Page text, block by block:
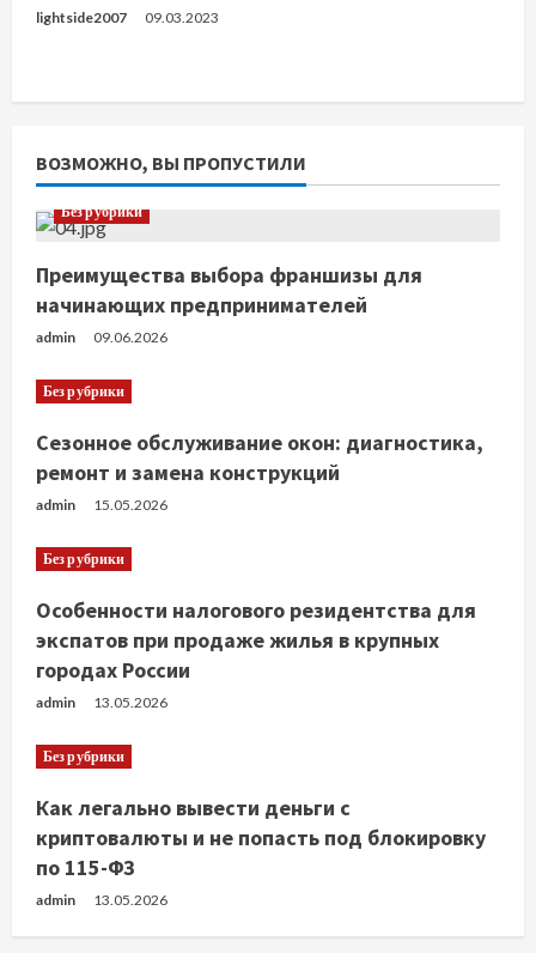
lightside2007 09.03.2023
ВОЗМОЖНО, ВЫ ПРОПУСТИЛИ
Без рубрики
Преимущества выбора франшизы для
начинающих предпринимателей
admin 09.06.2026
Без рубрики
Сезонное обслуживание окон: диагностика,
ремонт и замена конструкций
admin 15.05.2026
Без рубрики
Особенности налогового резидентства для
экспатов при продаже жилья в крупных
городах России
admin 13.05.2026
Без рубрики
Как легально вывести деньги с
криптовалюты и не попасть под блокировку
по 115-ФЗ
admin 13.05.2026